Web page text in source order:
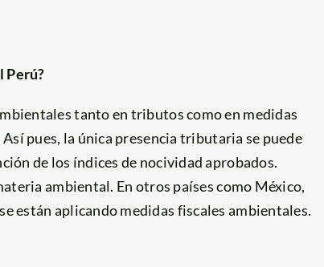
Perú?
tanto en tributos como en medidas
pues, la única presencia tributaria se puede
de los índices de nocividad aprobados.
ambiental. En otros países como México,
están aplicando medidas fiscales ambientales.